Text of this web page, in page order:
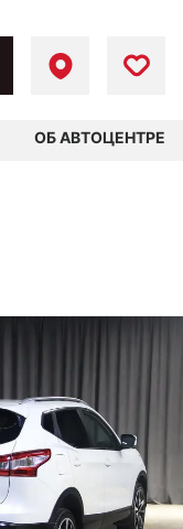
ОБ АВТОЦЕНТРЕ